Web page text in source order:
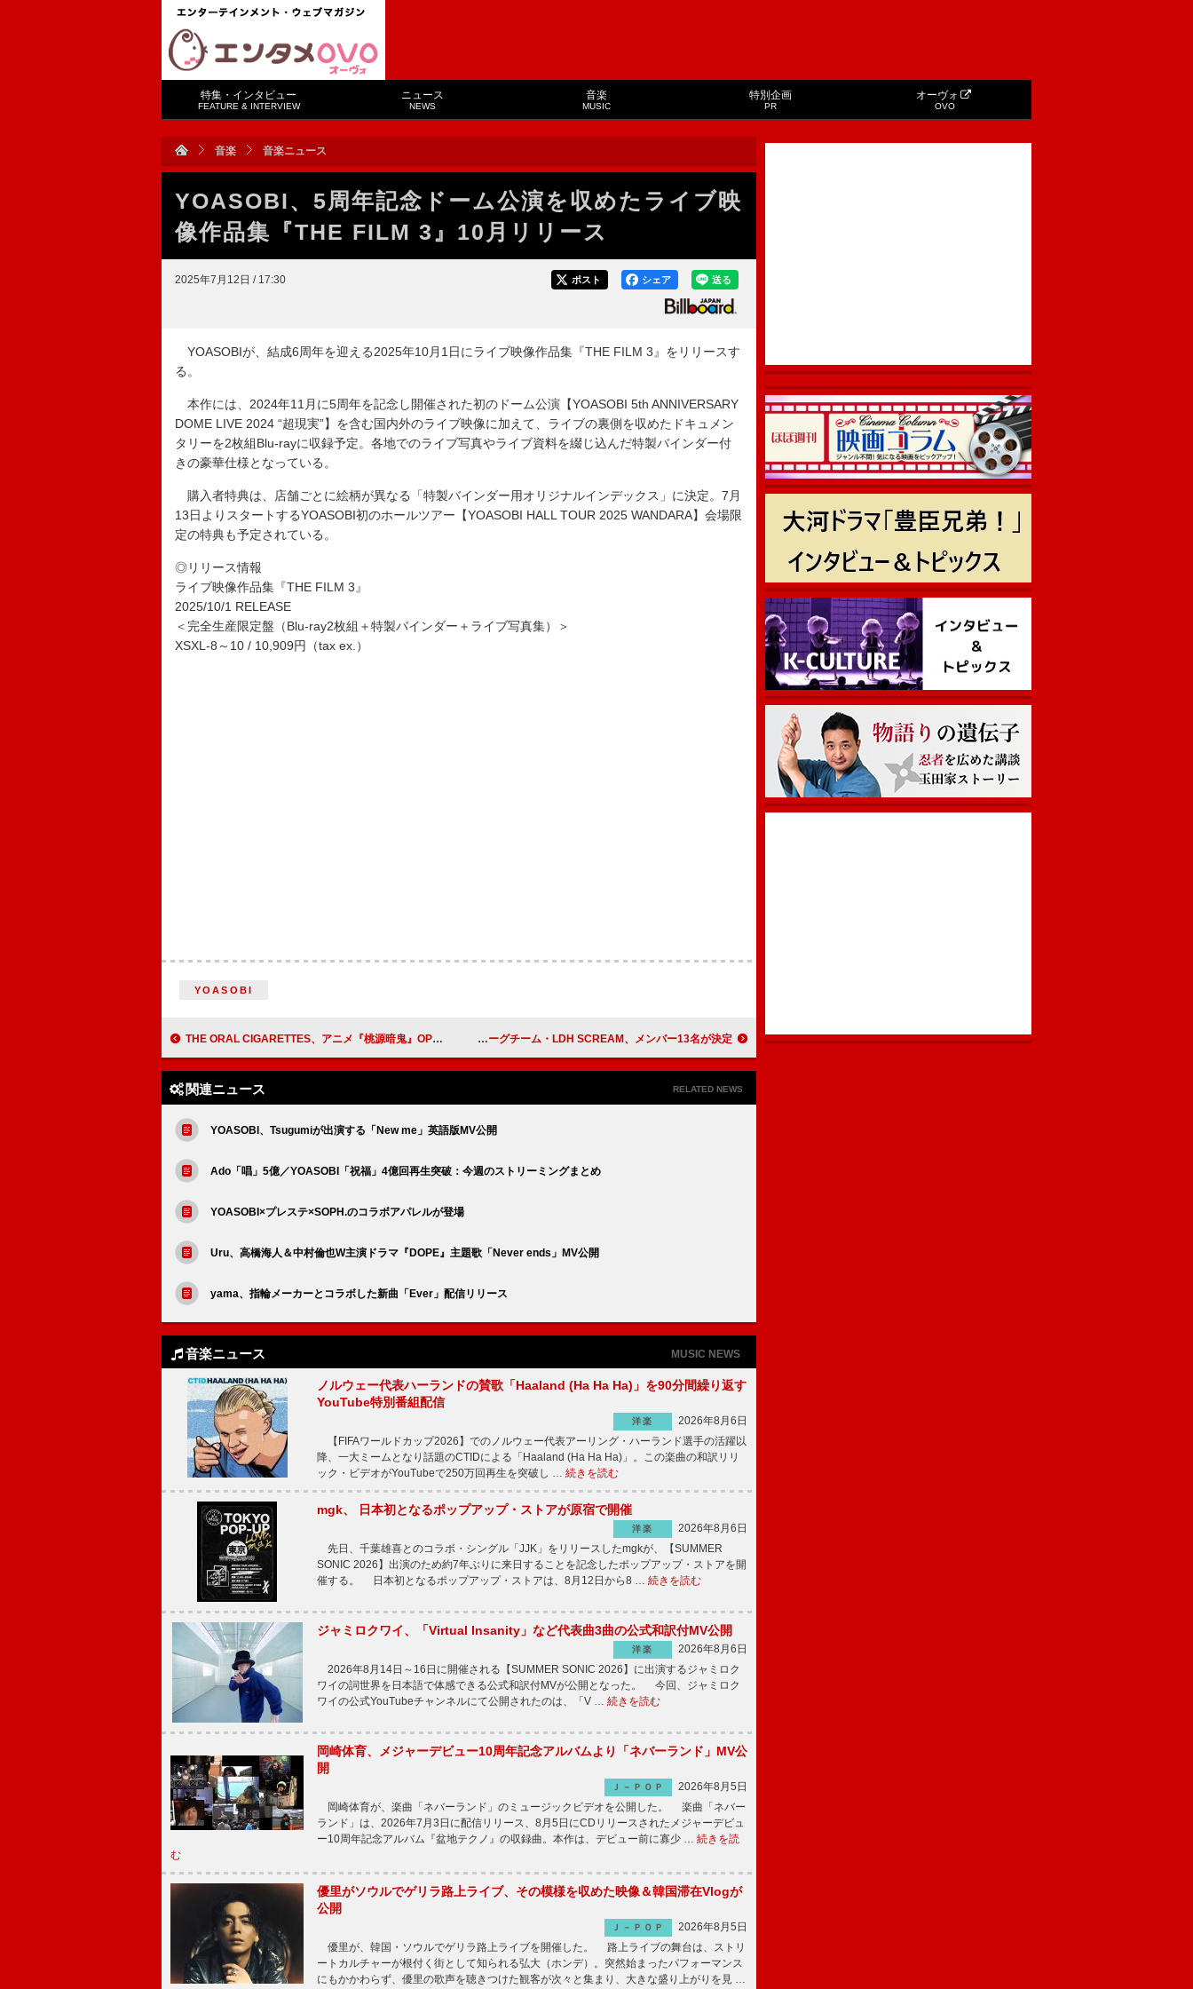
特集・インタビュー
FEATURE & INTERVIEW
ニュース
NEWS
音楽
MUSIC
特別企画
PR
オーヴォ
OVO
音楽 音楽ニュース
YOASOBI、5周年記念ドーム公演を収めたライブ映
像作品集『THE FILM 3』10月リリース
2025年7月12日 / 17:30 送る
シェア
ポスト
YOASOBIが、結成6周年を迎える2025年10月1日にライブ映像作品集『THE FILM 3』をリリースす
る。
本作には、2024年11月に5周年を記念し開催された初のドーム公演【YOASOBI 5th ANNIVERSARY
DOME LIVE 2024 “超現実”】を含む国内外のライブ映像に加えて、ライブの裏側を収めたドキュメン
タリーを2枚組Blu-rayに収録予定。各地でのライブ写真やライブ資料を綴じ込んだ特製バインダー付
きの豪華仕様となっている。
購入者特典は、店舗ごとに絵柄が異なる「特製バインダー用オリジナルインデックス」に決定。7月
13日よりスタートするYOASOBI初のホールツアー【YOASOBI HALL TOUR 2025 WANDARA】会場限
定の特典も予定されている。
◎リリース情報
ライブ映像作品集『THE FILM 3』
2025/10/1 RELEASE
＜完全生産限定盤（Blu-ray2枚組＋特製バインダー＋ライブ写真集）＞
XSXL-8～10 / 10,909円（tax ex.）
YOASOBI
THE ORAL CIGARETTES、アニメ『桃源暗鬼』OP主題歌「OVERNIGHT」MV公開 LDH発のDリーグチーム・LDH SCREAM、メンバー13名が決定
関連ニュース RELATED NEWS
YOASOBI、Tsugumiが出演する「New me」英語版MV公開
Ado「唱」5億／YOASOBI「祝福」4億回再生突破：今週のストリーミングまとめ
YOASOBI×プレステ×SOPH.のコラボアパレルが登場
Uru、高橋海人＆中村倫也W主演ドラマ『DOPE』主題歌「Never ends」MV公開
yama、指輪メーカーとコラボした新曲「Ever」配信リリース
音楽ニュース MUSIC NEWS
ノルウェー代表ハーランドの賛歌「Haaland (Ha Ha Ha)」を90分間繰り返す
YouTube特別番組配信
洋楽
2026年8月6日
【FIFAワールドカップ2026】でのノルウェー代表アーリング・ハーランド選手の活躍以
降、一大ミームとなり話題のCTIDによる「Haaland (Ha Ha Ha)」。この楽曲の和訳リリ
ック・ビデオがYouTubeで250万回再生を突破し … 続きを読む
mgk、 日本初となるポップアップ・ストアが原宿で開催
洋楽
2026年8月6日
先日、千葉雄喜とのコラボ・シングル「JJK」をリリースしたmgkが、【SUMMER
SONIC 2026】出演のため約7年ぶりに来日することを記念したポップアップ・ストアを開
催する。 日本初となるポップアップ・ストアは、8月12日から8 … 続きを読む
ジャミロクワイ、「Virtual Insanity」など代表曲3曲の公式和訳付MV公開
洋楽
2026年8月6日
2026年8月14日～16日に開催される【SUMMER SONIC 2026】に出演するジャミロク
ワイの詞世界を日本語で体感できる公式和訳付MVが公開となった。 今回、ジャミロク
ワイの公式YouTubeチャンネルにて公開されたのは、「V … 続きを読む
岡崎体育、メジャーデビュー10周年記念アルバムより「ネバーランド」MV公
開
Ｊ－ＰＯＰ
2026年8月5日
岡崎体育が、楽曲「ネバーランド」のミュージックビデオを公開した。 楽曲「ネバー
ランド」は、2026年7月3日に配信リリース、8月5日にCDリリースされたメジャーデビュ
ー10周年記念アルバム『盆地テクノ』の収録曲。本作は、デビュー前に寡少 … 続きを読
む
優里がソウルでゲリラ路上ライブ、その模様を収めた映像＆韓国滞在Vlogが
公開
Ｊ－ＰＯＰ
2026年8月5日
優里が、韓国・ソウルでゲリラ路上ライブを開催した。 路上ライブの舞台は、ストリ
ートカルチャーが根付く街として知られる弘大（ホンデ）。突然始まったパフォーマンス
にもかかわらず、優里の歌声を聴きつけた観客が次々と集まり、大きな盛り上がりを見 …